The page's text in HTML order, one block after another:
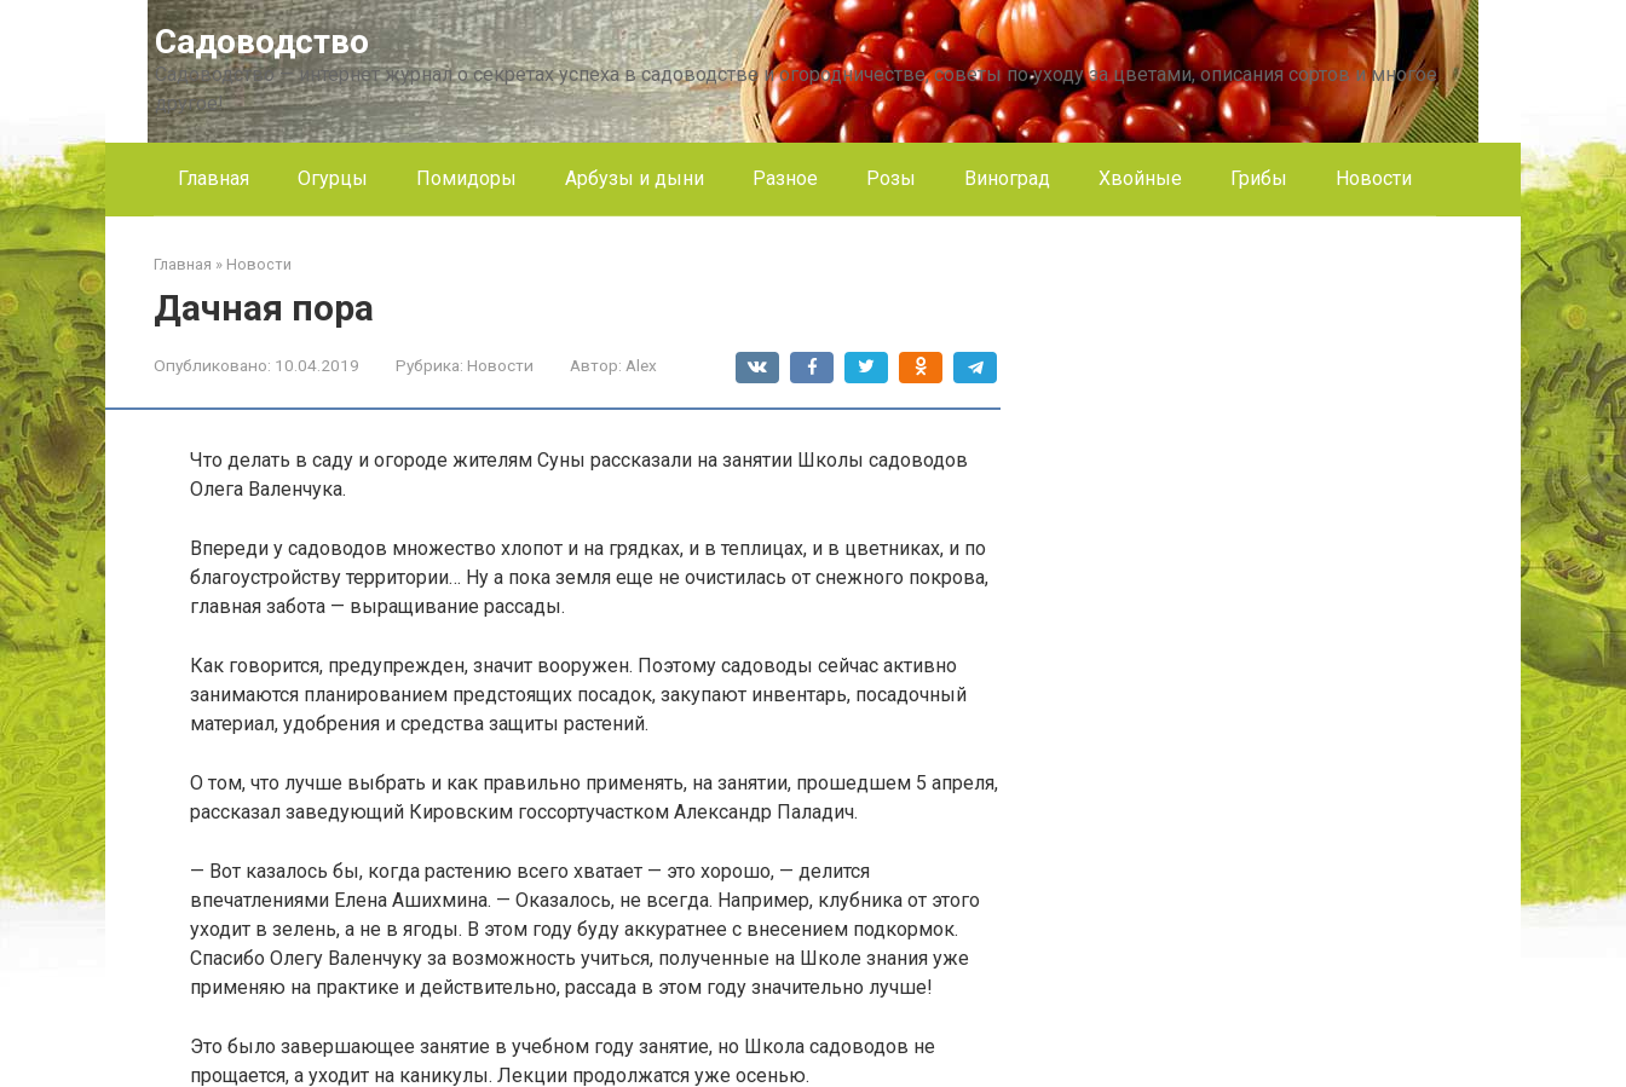
Садоводство
Садоводство — интернет журнал о секретах успеха в садоводстве и огородничестве, советы по уходу за цветами, описания сортов и многое
другое!
Главная Огурцы Помидоры Арбузы и дыни Разное Розы Виноград Хвойные Грибы Новости
Главная » Новости
Дачная пора
Опубликовано: 10.04.2019 Рубрика: Новости Автор: Alex
Что делать в саду и огороде жителям Суны рассказали на занятии Школы садоводов
Олега Валенчука.
Впереди у садоводов множество хлопот и на грядках, и в теплицах, и в цветниках, и по
благоустройству территории… Ну а пока земля еще не очистилась от снежного покрова,
главная забота — выращивание рассады.
Как говорится, предупрежден, значит вооружен. Поэтому садоводы сейчас активно
занимаются планированием предстоящих посадок, закупают инвентарь, посадочный
материал, удобрения и средства защиты растений.
О том, что лучше выбрать и как правильно применять, на занятии, прошедшем 5 апреля,
рассказал заведующий Кировским госсортучастком Александр Паладич.
— Вот казалось бы, когда растению всего хватает — это хорошо, — делится
впечатлениями Елена Ашихмина. — Оказалось, не всегда. Например, клубника от этого
уходит в зелень, а не в ягоды. В этом году буду аккуратнее с внесением подкормок.
Спасибо Олегу Валенчуку за возможность учиться, полученные на Школе знания уже
применяю на практике и действительно, рассада в этом году значительно лучше!
Это было завершающее занятие в учебном году занятие, но Школа садоводов не
прощается, а уходит на каникулы. Лекции продолжатся уже осенью.